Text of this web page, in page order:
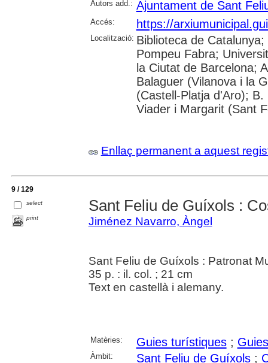
Autors add.: Ajuntament de Sant
Accés: https://
Localització: Biblioteca de
Pompeu Fabra;
la Ciutat de Barcelona;
Balaguer (Vilanova i la
(Castell-Platja d'Aro);
Viader i Margarit (Sant
Enllaç permanent a aquest
9 / 129
select
print
Sant Feliu de Guíxols :
Jiménez Navarro, Àngel
Sant Feliu de Guíxols : Patronat
35 p. : il. col. ; 21 cm
Text en castellà i alemany.
Matèries: Guies turístiques;
Àmbit: Sant Feliu de Guíxols;